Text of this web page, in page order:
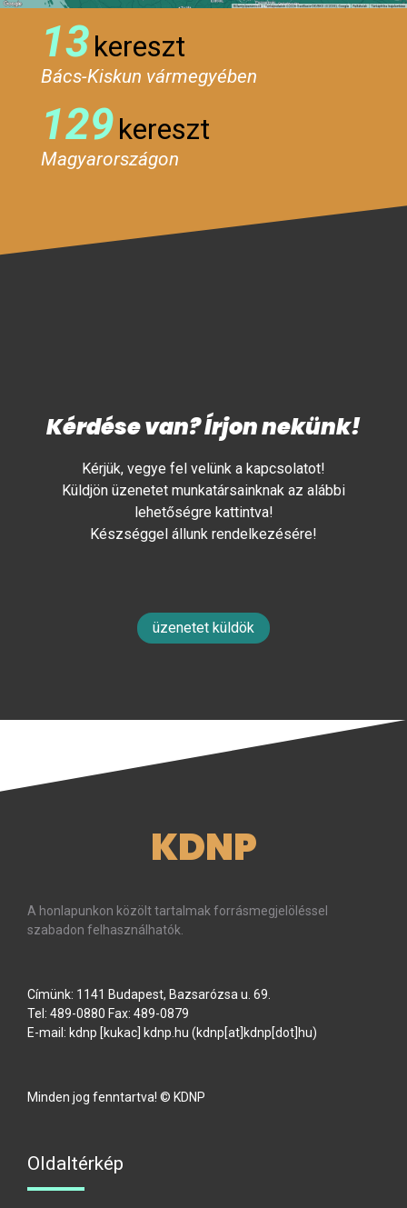
13kereszt
Bács-Kiskun vármegyében
129kereszt
Magyarországon
Kérdése van? Írjon nekünk!
Kérjük, vegye fel velünk a kapcsolatot!
Küldjön üzenetet munkatársainknak az alábbi
lehetőségre kattintva!
Készséggel állunk rendelkezésére!
üzenetet küldök
KDNP
A honlapunkon közölt tartalmak forrásmegjelöléssel
szabadon felhasználhatók.
Címünk: 1141 Budapest, Bazsarózsa u. 69.
Tel: 489-0880 Fax: 489-0879
E-mail: kdnp [kukac] kdnp hu (kdnp[at]kdnp[dot]hu)
Minden jog fenntartva! © KDNP
Oldaltérkép